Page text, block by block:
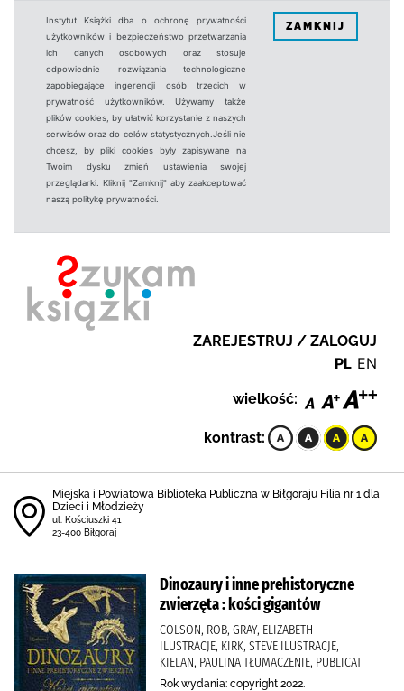
Instytut Książki dba o ochronę prywatności
użytkowników i bezpieczeństwo przetwarzania
ich danych osobowych oraz stosuje
odpowiednie rozwiązania technologiczne
zapobiegające ingerencji osób trzecich w
prywatność użytkowników. Używamy także
plików cookies, by ułatwić korzystanie z naszych
serwisów oraz do celów statystycznych.Jeśli nie
chcesz, by pliki cookies były zapisywane na
Twoim dysku zmień ustawienia swojej
przeglądarki. Kliknij "Zamknij" aby zaakceptować
naszą politykę prywatności.
ZAMKNIJ
ZAREJESTRUJ / ZALOGUJ
PL EN
wielkość:
kontrast:
Miejska i Powiatowa Biblioteka Publiczna w Biłgoraju Filia nr 1 dla
Dzieci i Młodzieży
ul. Kościuszki 41
23-400 Biłgoraj
Dinozaury i inne prehistoryczne
zwierzęta : kości gigantów
COLSON, ROB, GRAY, ELIZABETH
ILUSTRACJE, KIRK, STEVE ILUSTRACJE,
KIELAN, PAULINA TŁUMACZENIE, PUBLICAT
Rok wydania: copyright 2022.